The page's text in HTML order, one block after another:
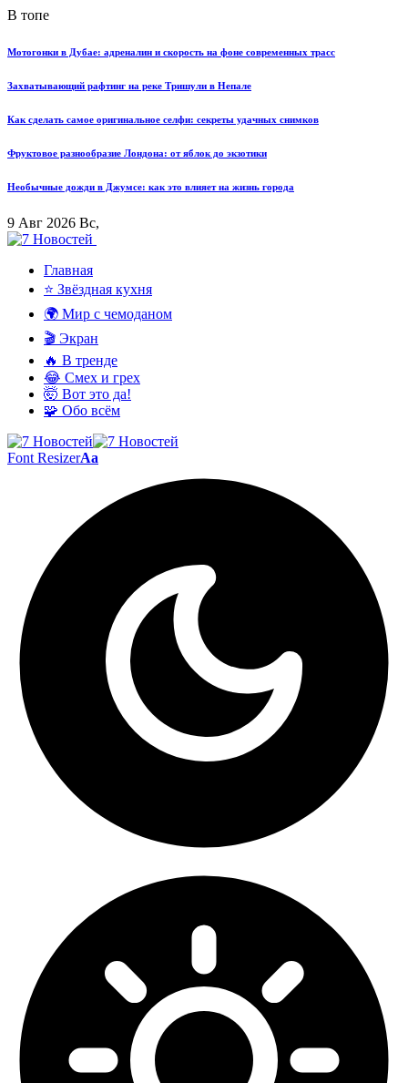
В топе
Мотогонки в Дубае: адреналин и скорость на фоне современных трасс
Захватывающий рафтинг на реке Тришули в Непале
Как сделать самое оригинальное селфи: секреты удачных снимков
Фруктовое разнообразие Лондона: от яблок до экзотики
Необычные дожди в Джумсе: как это влияет на жизнь города
9 Авг 2026 Вс,
Главная
⭐ Звёздная кухня
🌍 Мир с чемоданом
🎬 Экран
🔥 В тренде
😂 Смех и грех
🤯 Вот это да!
🧩 Обо всём
Font ResizerAa